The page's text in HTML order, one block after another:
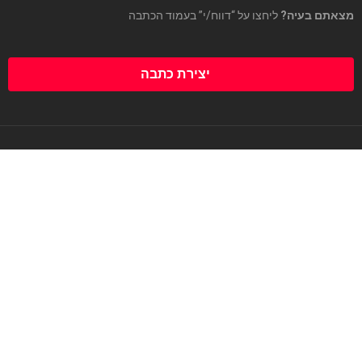
מצאתם בעיה? ליחצו על “דווח/י” בעמוד הכתבה
יצירת כתבה